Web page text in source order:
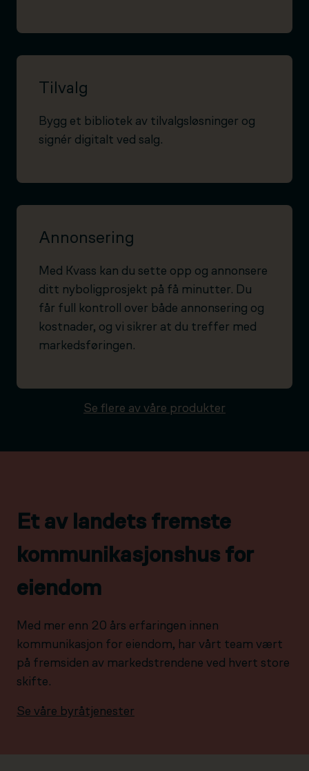
Tilvalg
Bygg et bibliotek av tilvalgsløsninger og
signér digitalt ved salg.
Annonsering
Med Kvass kan du sette opp og annonsere
ditt nyboligprosjekt på få minutter. Du
får full kontroll over både annonsering og
kostnader, og vi sikrer at du treffer med
markedsføringen.
Se flere av våre produkter
Et av landets fremste
kommunikasjonshus for
eiendom
Med mer enn 20 års erfaringen innen
kommunikasjon for eiendom, har vårt team vært
på fremsiden av markedstrendene ved hvert store
skifte.
Se våre byråtjenester